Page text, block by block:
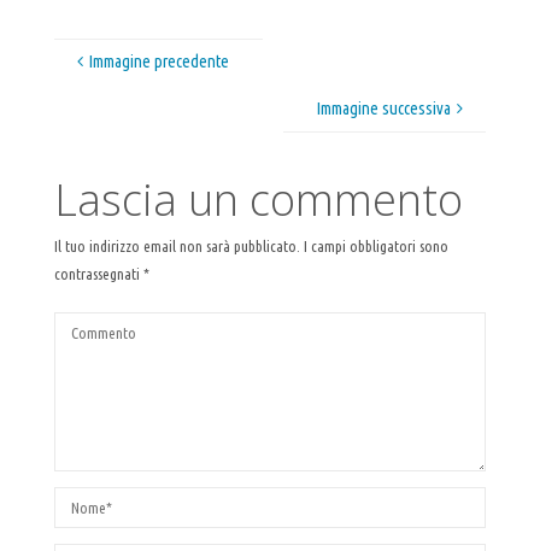
Immagine precedente
Immagine successiva
Lascia un commento
Il tuo indirizzo email non sarà pubblicato. I campi obbligatori sono
contrassegnati *